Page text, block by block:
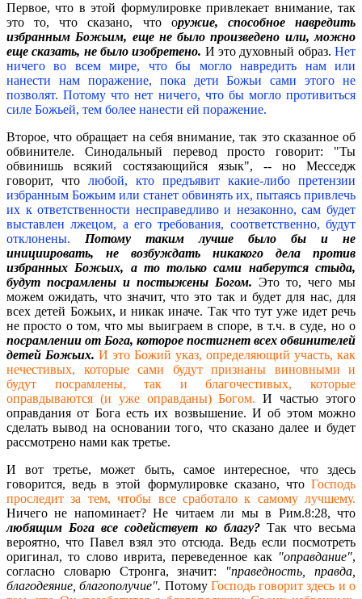
Первое, что в этой формулировке привлекает внимание, так
это то, что сказано, что оружие, способное навредить
избранным Божьим, еще не было произведено или, можно
еще сказать, не было изобретено. И это духовный образ.Нет
ничего во всем мире, что бы могло навредить нам или
нанести нам поражение, пока дети Божьи сами этого не
позволят. Потому что нет ничего, что бы могло противиться
силе Божьей, тем более нанести ей поражение.
Второе, что обращает на себя внимание, так это сказанное об
обвинителе. Синодальный перевод просто говорит: "Ты
обвинишь всякий состязающийся язык", -- но Месседж
говорит, что любой, кто предъявит какие-либо претензии
избранным Божьим или станет обвинять их, пытаясь привлечь
их к ответственности несправедливо и незаконно, сам будет
выставлен лжецом, а его требования, соответственно, будут
отклонены.
Потому таким лучше было бы и не
инициировать, не возбуждать никакого дела против
избранных Божьих, а то только сами наберутся стыда,
будут посрамлены и постыжены Богом. Это то, чего мы
можем ожидать, что значит, что это так и будет для нас, для
всех детей Божьих, и никак иначе. Так что тут уже идет речь
не просто о том, что мы выиграем в споре, в т.ч. в суде, но о
посрамлении от Бога, которое постигнет всех обвинителей
детей Божьих. И это Божий указ, определяющий участь, как
нечестивых, которые сами будут признаны виновными и
будут посрамлены, так и благочестивых, которые
оправдываются (и уже оправданы) Богом. И частью этого
оправдания от Бога есть их возвышение. И об этом можно
сделать вывод на основании того, что сказано далее и будет
рассмотрено нами как третье.
И вот третье, может быть, самое интересное, что здесь
говорится, ведь в этой формулировке сказано, что Господь
проследит за тем, чтобы все сработало к самому лучшему.
Ничего не напоминает? Не читаем ли мы в Рим.8:28, что
любящим Бога все содействует ко благу?Так что весьма
вероятно, что Павел взял это отсюда. Ведь если посмотреть
оригинал, то слово иврита, переведенное как "оправдание",
согласно словарю Стронга, значит:
"праведность, правда,
благодеяние, благополучие". Потому Господь говорит здесь и о